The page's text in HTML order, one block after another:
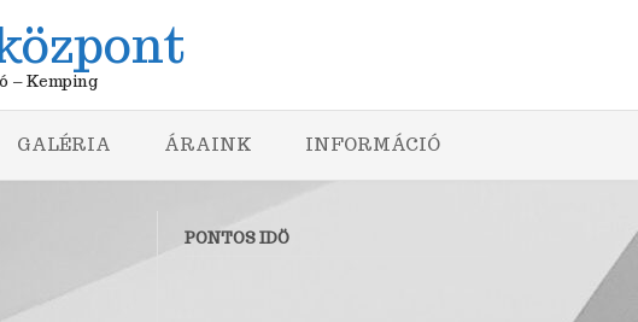
– Kemping
GALÉRIA ÁRAINK INFORMÁCIÓ
PONTOS IDÖ